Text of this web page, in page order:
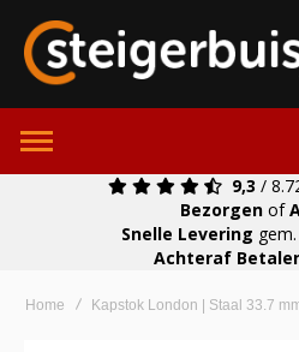
9,3 /
Bezorgen of
Snelle Levering
Achteraf
Home Kapstok London | Staal 33.7